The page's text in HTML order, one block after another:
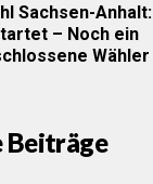
Sachsen-Anhalt:
– Noch ein
Wähler
Beiträge